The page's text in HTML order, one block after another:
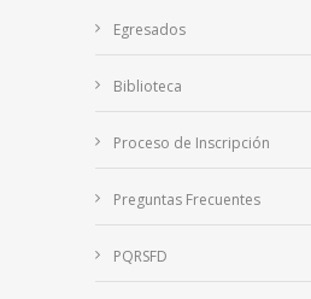
Egresados
Biblioteca
Proceso de Inscripción
Preguntas Frecuentes
PQRSFD